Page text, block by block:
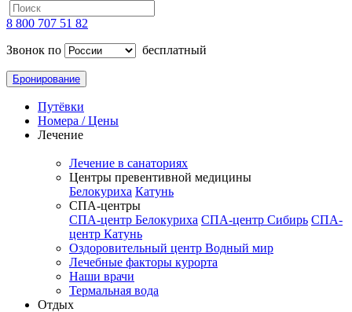
8 800 707 51 82
Звонок по
бесплатный
Бронирование
Путёвки
Номера / Цены
Лечение
Лечение в санаториях
Центры превентивной медицины
Белокуриха Катунь
СПА-центры
СПА-центр Белокуриха СПА-центр Сибирь СПА-
центр Катунь
Оздоровительный центр Водный мир
Лечебные факторы курорта
Наши врачи
Термальная вода
Отдых